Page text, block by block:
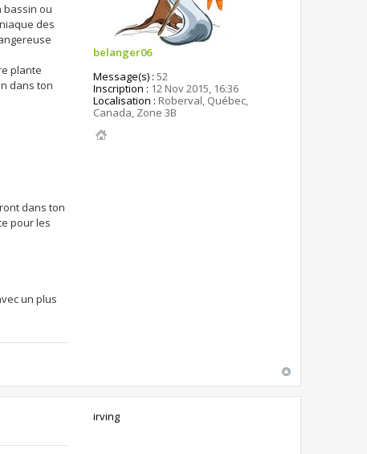
bassin ou
des
plante
dans ton
dans ton
pour les
un plus
belanger06
Message(s) : 52
Inscription : 12 Nov 2015, 16:36
Localisation : Roberval, Québec,
Canada, Zone 3B
irving